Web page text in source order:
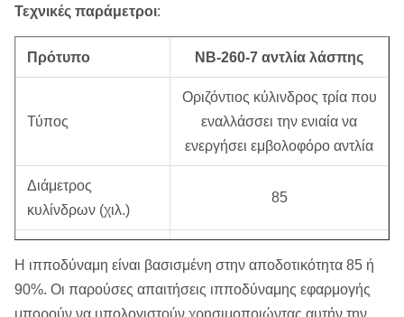
Τεχνικές παράμετροι:
Πρότυπο NB-260-7 αντλία λάσπης
Τύπος
Οριζόντιος κύλινδρος τρία που
εναλλάσσει την ενιαία να
ενεργήσει εμβολοφόρο αντλία
Διάμετρος
κυλίνδρων (χιλ.)
85
Ταχύτητα αντλιών
(r/min)
187 76 43 25
Η ιπποδύναμη είναι βασισμένη στην αποδοτικότητα 85 ή
90%. Οι παρούσες απαιτήσεις ιπποδύναμης εφαρμογής
μπορούν να υπολογιστούν χρησιμοποιώντας αυτήν την